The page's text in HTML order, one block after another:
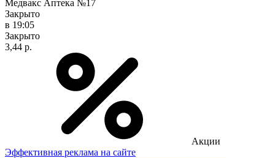
Медвакс Аптека №17
Закрыто
в 19:05
Закрыто
3,44 р.
Акции
Эффективная реклама на сайте